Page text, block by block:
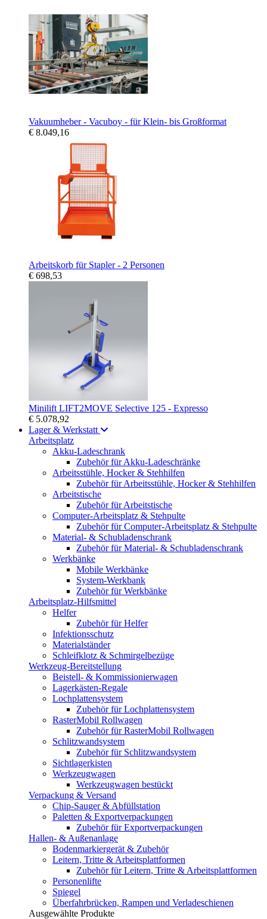
Vakuumheber - Vacuboy - für Klein- bis Großformat
€ 8.049,16
Arbeitskorb für Stapler - 2 Personen
€ 698,53
Minilift LIFT2MOVE Selective 125 - Expresso
€ 5.078,92
Lager & Werkstatt
Arbeitsplatz
Akku-Ladeschrank
Zubehör für Akku-Ladeschränke
Arbeitsstühle, Hocker & Stehhilfen
Zubehör für Arbeitsstühle, Hocker & Stehhilfen
Arbeitstische
Zubehör für Arbeitstische
Computer-Arbeitsplatz & Stehpulte
Zubehör für Computer-Arbeitsplatz & Stehpulte
Material- & Schubladenschrank
Zubehör für Material- & Schubladenschrank
Werkbänke
Mobile Werkbänke
System-Werkbank
Zubehör für Werkbänke
Arbeitsplatz-Hilfsmittel
Helfer
Zubehör für Helfer
Infektionsschutz
Materialständer
Schleifklotz & Schmirgelbezüge
Werkzeug-Bereitstellung
Beistell- & Kommissionierwagen
Lagerkästen-Regale
Lochplattensystem
Zubehör für Lochplattensystem
RasterMobil Rollwagen
Zubehör für RasterMobil Rollwagen
Schlitzwandsystem
Zubehör für Schlitzwandsystem
Sichtlagerkisten
Werkzeugwagen
Werkzeugwagen bestückt
Verpackung & Versand
Chip-Sauger & Abfüllstation
Paletten & Exportverpackungen
Zubehör für Exportverpackungen
Hallen- & Außenanlage
Bodenmarkiergerät & Zubehör
Leitern, Tritte & Arbeitsplattformen
Zubehör für Leitern, Tritte & Arbeitsplattformen
Personenlifte
Spiegel
Überfahrbrücken, Rampen und Verladeschienen
Ausgewählte Produkte